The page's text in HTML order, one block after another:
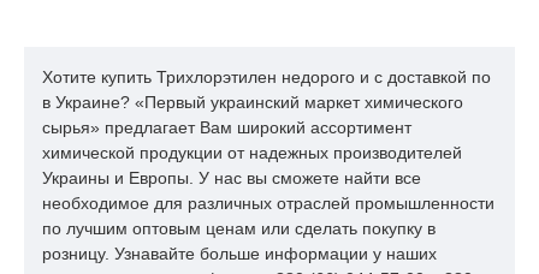
Т перегонки ( град.С, 101,325 кПа) Начало перегонки
трихлорэтилена, Т(град.С,не мение) Окончание
перегонки трихлорэтилена, Т (град.С, не более)
95%,трихлорэтилена перегоняется при температуре не
более
Нерастворимый остаток не более:
Хотите купить Трихлорэтилен недорого и с доставкой по
в Украине? «Первый украинский маркет химического
сырья» предлагает Вам широкий ассортимент
химической продукции от надежных производителей
Украины и Европы. У нас вы сможете найти все
необходимое для различных отраслей промышленности
по лучшим оптовым ценам или сделать покупку в
розницу. Узнавайте больше информации у наших